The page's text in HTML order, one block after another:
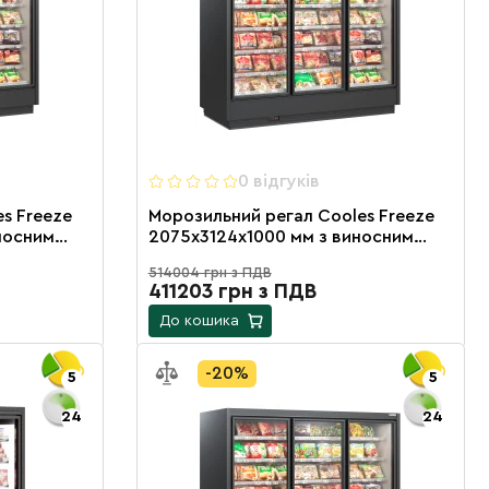
Freeze
0 вiдгукiв
Морозильний регал Cooles Freeze
2075х3124х1000 мм з виносним
дверцятами на 16 полиць
514004 грн з ПДВ
411203 грн з ПДВ
До кошика
5
24
5
24
-20%